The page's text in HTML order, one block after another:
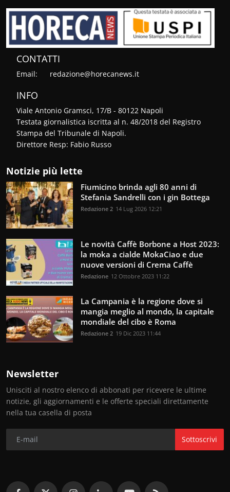
CONTATTI
Email: redazione@horecanews.it
INFO
Viale Antonio Gramsci, 17/B - 80122 Napoli
Testata giornalistica iscritta al n. 48/2018 del Registro
Stampa del Tribunale di Napoli.
Direttore Resp: Fabio Russo
Notizie più lette
Fiumicino brinda agli 80 anni di
Stefania Sandrelli con i gin Bottega
Redazione 2 14 Lug 2026 12:21
Le novità Caffè Borbone a Host 2023:
la moka a cialde MokaCiao e due
nuove versioni di Crema Caffè
Redazione 12 Ottobre 2023 11:22
La Campania è la regione dove si
mangia meglio al mondo, la capitale
mondiale del cibo è Roma
Redazione 2 19 Dic 2023 11:44
Newsletter
Unisciti al nostro elenco di abbonati per ricevere le ultime
notizie, gli aggiornamenti e le offerte speciali direttamente
nella tua casella di posta
Sottoscrivi